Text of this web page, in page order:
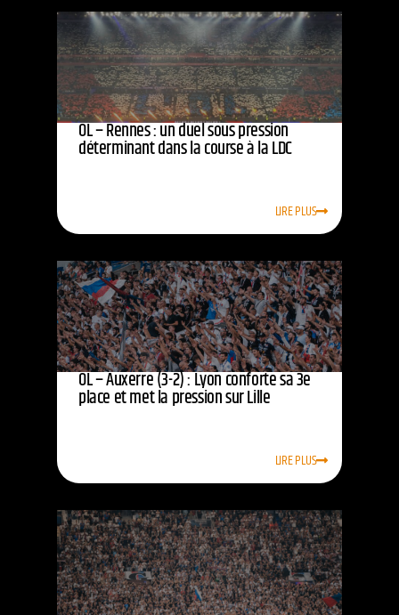
OL – Rennes : un duel sous pression
déterminant dans la course à la LDC
LIRE PLUS
OL – Auxerre (3-2) : Lyon conforte sa 3e
place et met la pression sur Lille
LIRE PLUS